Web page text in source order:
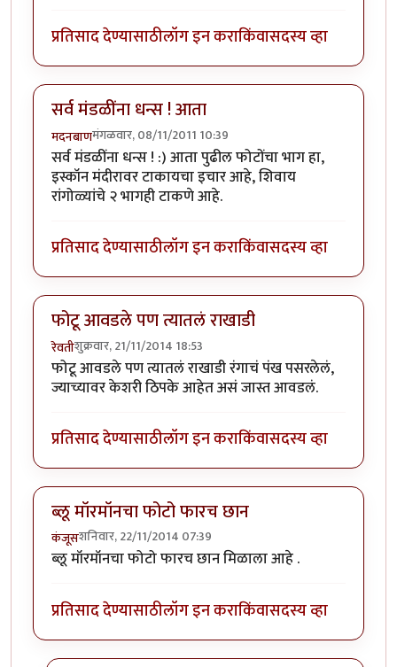
प्रतिसाद देण्यासाठीलॉग इन कराकिंवासदस्य व्हा
सर्व मंडळींना धन्स ! आता
मदनबाणमंगळवार, 08/11/2011 10:39
सर्व मंडळींना धन्स ! :) आता पुढील फोटोंचा भाग हा,
इस्कॉन मंदीरावर टाकायचा इचार आहे, शिवाय
रांगोळ्यांचे २ भागही टाकणे आहे.
प्रतिसाद देण्यासाठीलॉग इन कराकिंवासदस्य व्हा
फोटू आवडले पण त्यातलं राखाडी
रेवतीशुक्रवार, 21/11/2014 18:53
फोटू आवडले पण त्यातलं राखाडी रंगाचं पंख पसरलेलं,
ज्याच्यावर केशरी ठिपके आहेत असं जास्त आवडलं.
प्रतिसाद देण्यासाठीलॉग इन कराकिंवासदस्य व्हा
ब्लू मॉरमॉनचा फोटो फारच छान
कंजूसशनिवार, 22/11/2014 07:39
ब्लू मॉरमॉनचा फोटो फारच छान मिळाला आहे .
प्रतिसाद देण्यासाठीलॉग इन कराकिंवासदस्य व्हा